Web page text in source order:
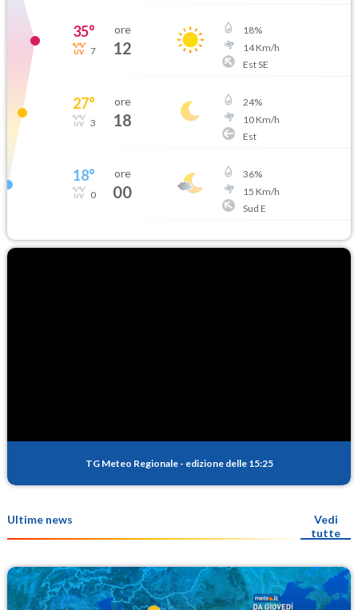
35°
7
ore
12
18%
14Km/h
Est SE
27°
3
ore
18
24%
10Km/h
Est
18°
0
ore
00
36%
15 Km/h
Sud E
TG Meteo Regionale - edizione delle 15:25
Ultime news
Vedi
tutte